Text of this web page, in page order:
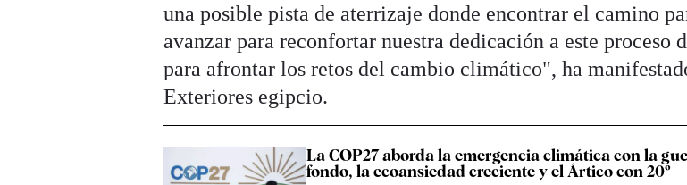
una posible pista de aterrizaje donde encontrar el camino
avanzar para reconfortar nuestra dedicación a este proceso
para afrontar los retos del cambio climático", ha
Exteriores egipcio.
La COP27 aborda la emergencia climática con la
fondo, la ecoansiedad creciente y el Ártico con 20º